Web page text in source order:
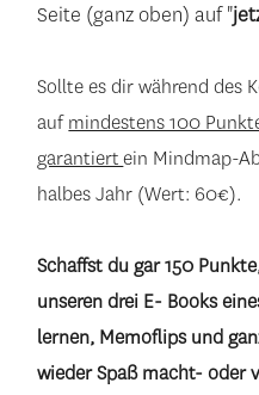
Seite (ganz oben) auf "
Sollte es dir während des
aufmindestens 100
garantiertein Mindmap-
halbes Jahr (Wert: 60€).
Schaffst du gar 150
unseren drei E- Books
lernen, Memoflips und
wieder Spaß macht- oder